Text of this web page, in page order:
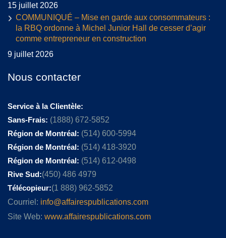
15 juillet 2026
COMMUNIQUÉ – Mise en garde aux consommateurs :
la RBQ ordonne à Michel Junior Hall de cesser d’agir
comme entrepreneur en construction
9 juillet 2026
Nous contacter
Service à la Clientèle:
Sans-Frais: (1888) 672-5852
Région de Montréal: (514) 600-5994
Région de Montréal: (514) 418-3920
Région de Montréal: (514) 612-0498
Rive Sud:(450) 486 4979
Télécopieur:(1 888) 962-5852
Courriel: info@affairespublications.com
Site Web: www.affairespublications.com